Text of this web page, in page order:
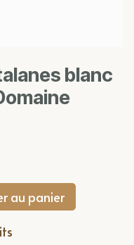
blanc
au panier